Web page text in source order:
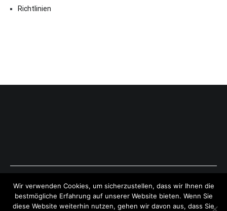
Richtlinien
Copyright © 2026ExpressAntworten.com . All rights reserved.
Theme:Cenote by ThemeGrill. Powered byWordPress .
Wir verwenden Cookies, um sicherzustellen, dass wir Ihnen die
bestmögliche Erfahrung auf unserer Website bieten. Wenn Sie
diese Website weiterhin nutzen, gehen wir davon aus, dass Sie